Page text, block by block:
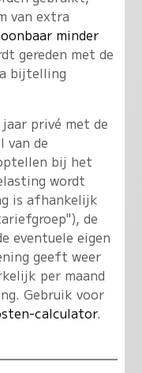
van extra
minder
gereden met de
bijtelling
privé met de
van de
bij het
wordt
is afhankelijk
de
eventuele eigen
geeft weer
per maand
Gebruik voor
calculator.